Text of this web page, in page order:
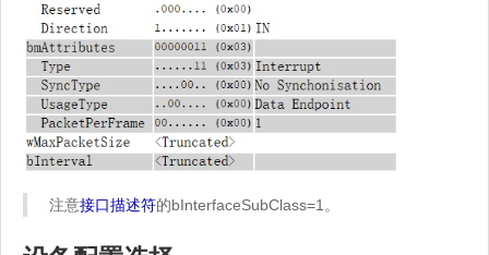
注意接口描述符的bInterfaceSubClass=1。